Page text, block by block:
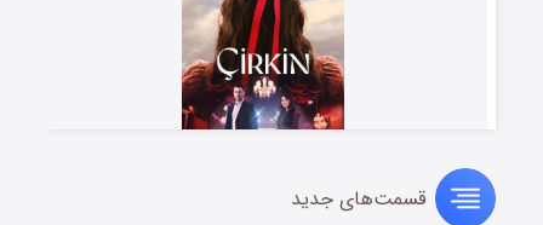
سریال زشتقسمت‌های جدید